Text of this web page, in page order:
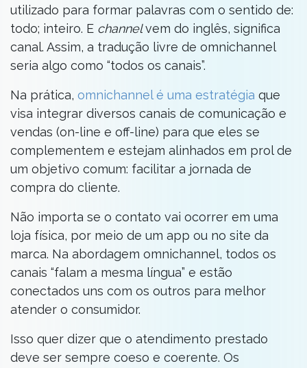
utilizado para formar palavras com o sentido de:
todo; inteiro. E channelvem do inglês, significa
canal. Assim, a tradução livre de omnichannel
seria algo como “todos os canais”.
Na prática, omnichannel é uma estratégia que
visa integrar diversos canais de comunicação e
vendas (on-line e off-line) para que eles se
complementem e estejam alinhados em prol de
um objetivo comum: facilitar a jornada de
compra do cliente.
Não importa se o contato vai ocorrer em uma
loja física, por meio de um app ou no site da
marca. Na abordagem omnichannel, todos os
canais “falam a mesma língua” e estão
conectados uns com os outros para melhor
atender o consumidor.
Isso quer dizer que o atendimento prestado
deve ser sempre coeso e coerente. Os